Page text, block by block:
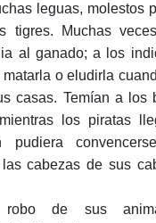
leguas, molestos
tigres. Muchas
al ganado; a los
o eludirla
casas. Temían a los
los piratas
las cabezas de sus
robo de sus